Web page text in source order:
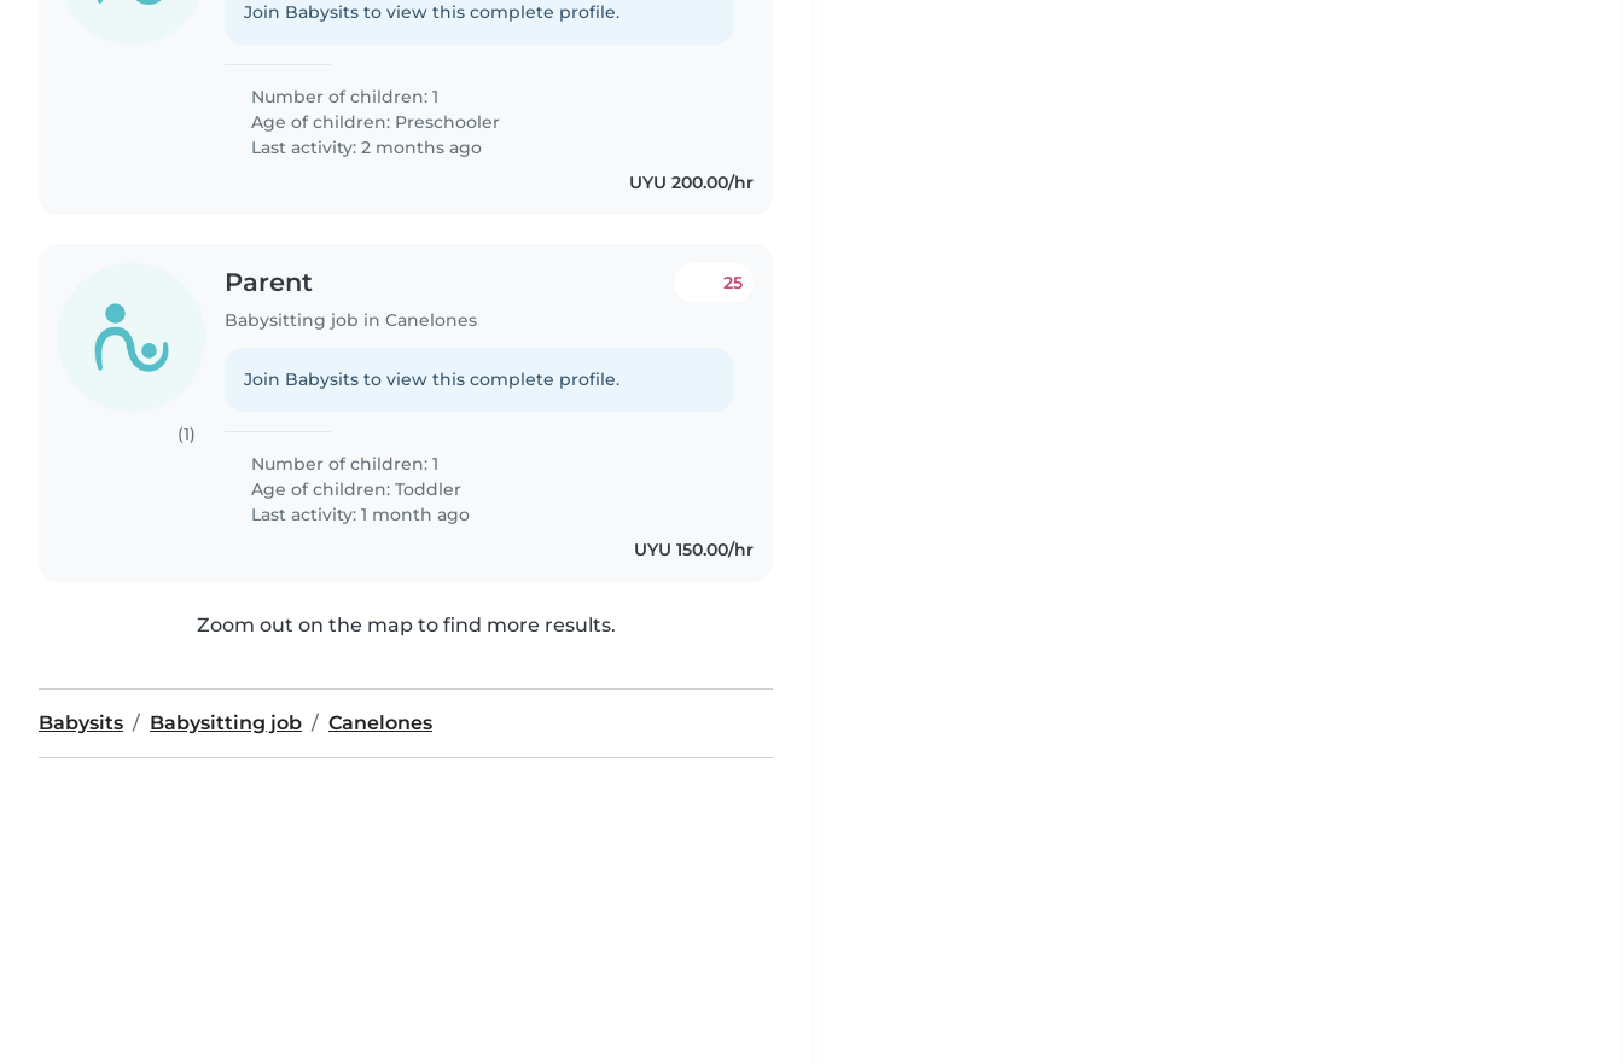
Join Babysits to view this complete profile.
Number of children: 1
Age of children: Preschooler
Last activity: 2 months ago
UYU 200.00/hr
(1)
Parent
Babysitting job in Canelones
25
Join Babysits to view this complete profile.
Number of children: 1
Age of children:Toddler
Last activity: 1 month ago
UYU 150.00/hr
Zoom out on the map to find more results.
Babysits Babysitting job Canelones